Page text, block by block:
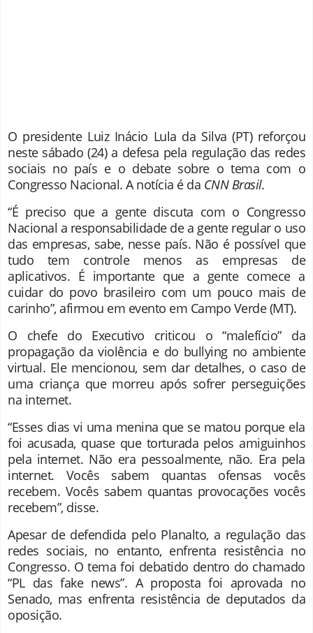
O presidente Luiz Inácio Lula da Silva (PT) reforçou
neste sábado (24) a defesa pela regulação das redes
sociais no país e o debate sobre o tema com o
Congresso Nacional. A notícia é da CNN Brasil.
“É preciso que a gente discuta com o Congresso
Nacional a responsabilidade de a gente regular o uso
das empresas, sabe, nesse país. Não é possível que
tudo tem controle menos as empresas de
aplicativos. É importante que a gente comece a
cuidar do povo brasileiro com um pouco mais de
carinho”, afirmou em evento em Campo Verde (MT).
O chefe do Executivo criticou o “malefício” da
propagação da violência e do bullying no ambiente
virtual. Ele mencionou, sem dar detalhes, o caso de
uma criança que morreu após sofrer perseguições
na internet.
“Esses dias vi uma menina que se matou porque ela
foi acusada, quase que torturada pelos amiguinhos
pela internet. Não era pessoalmente, não. Era pela
internet. Vocês sabem quantas ofensas vocês
recebem. Vocês sabem quantas provocações vocês
recebem”, disse.
Apesar de defendida pelo Planalto, a regulação das
redes sociais, no entanto, enfrenta resistência no
Congresso. O tema foi debatido dentro do chamado
“PL das fake news”. A proposta foi aprovada no
Senado, mas enfrenta resistência de deputados da
oposição.